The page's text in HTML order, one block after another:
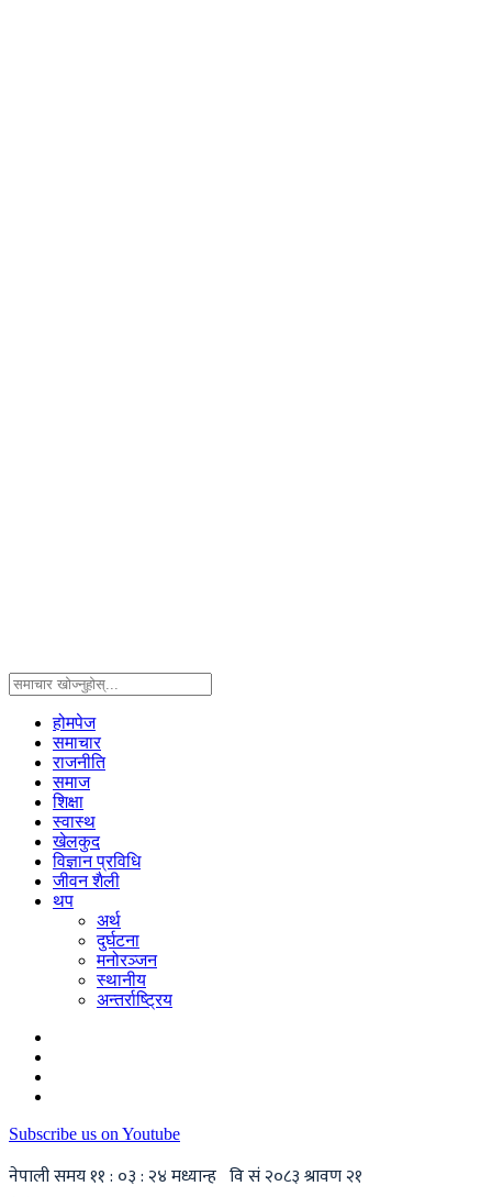
होमपेज
समाचार
राजनीति
समाज
शिक्षा
स्वास्थ
खेलकुद
विज्ञान प्रविधि
जीवन शैली
थप
अर्थ
दुर्घटना
मनोरञ्जन
स्थानीय
अन्तर्राष्ट्रिय
Subscribe us on Youtube